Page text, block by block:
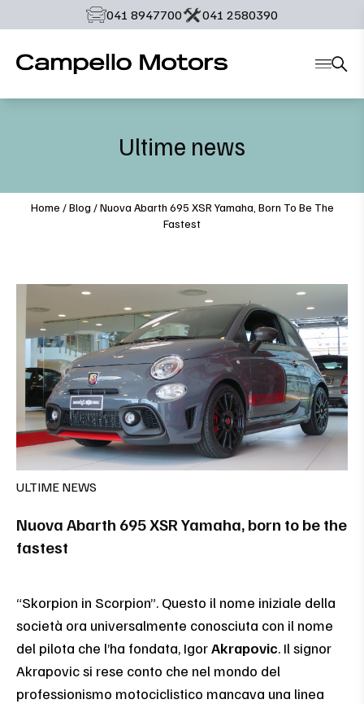
‭041 8947700‬ ‭041 2580390‬
Ultime news
Home /Blog /Nuova Abarth 695 XSR Yamaha, Born To Be The
Fastest
ULTIME NEWS
Nuova Abarth 695 XSR Yamaha, born to be the
fastest
“Skorpion in Scorpion”. Questo il nome iniziale della
società ora universalmente conosciuta con il nome
del pilota che l’ha fondata, IgorAkrapovic. Il signor
Akrapovic si rese conto che nel mondo del
professionismo motociclistico mancava una linea